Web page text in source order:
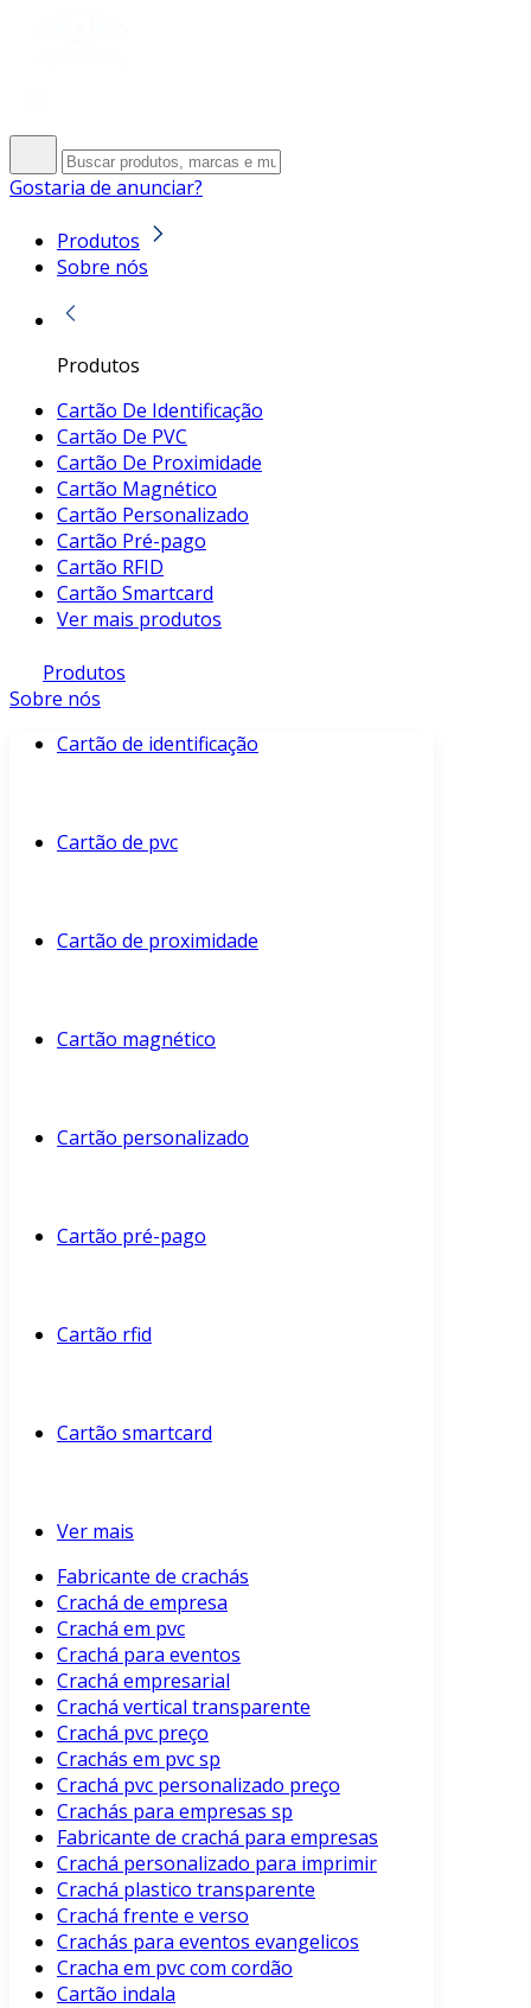
Gostaria de anunciar?
Produtos
Sobre nós
Produtos
Cartão De Identificação
Cartão De PVC
Cartão De Proximidade
Cartão Magnético
Cartão Personalizado
Cartão Pré-pago
Cartão RFID
Cartão Smartcard
Ver mais produtos
Produtos
Sobre nós
Cartão de identificação
Cartão de pvc
Cartão de proximidade
Cartão magnético
Cartão personalizado
Cartão pré-pago
Cartão rfid
Cartão smartcard
Ver mais
Fabricante de crachás
Crachá de empresa
Crachá em pvc
Crachá para eventos
Crachá empresarial
Crachá vertical transparente
Crachá pvc preço
Crachás em pvc sp
Crachá pvc personalizado preço
Crachás para empresas sp
Fabricante de crachá para empresas
Crachá personalizado para imprimir
Crachá plastico transparente
Crachá frente e verso
Crachás para eventos evangelicos
Cracha em pvc com cordão
Cartão indala